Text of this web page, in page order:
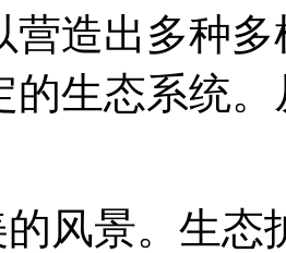
营造出多种
的生态系统
风景。生态